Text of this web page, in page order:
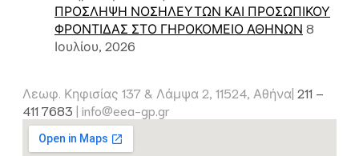
ΠΡΟΣΛΗΨΗ ΝΟΣΗΛΕΥΤΩΝ ΚΑΙ ΠΡΟΣΩΠΙΚΟΥ
ΦΡΟΝΤΙΔΑΣ ΣΤΟ ΓΗΡΟΚΟΜΕΙΟ ΑΘΗΝΩΝ 8
Ιουλίου, 2026
Λεωφ. Κηφισίας 137 & Λάμψα 2, 11524, Αθήνα| 211 –
411 7683 | info@eea-gp.gr